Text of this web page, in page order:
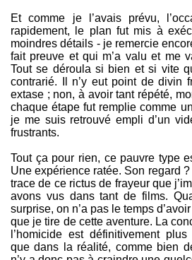
Et comme je l’avais prévu,
rapidement, le plan fut mis à
moindres détails - je remercie
fait preuve et qui m’a valu et me
Tout se déroula si bien et si vite
contrarié. Il n’y eut point de divin
extase ; non, à avoir tant répété,
chaque étape fut remplie comme
je me suis retrouvé empli d’un
frustrants.
Tout ça pour rien, ce pauvre type
Une expérience ratée. Son regard
trace de ce rictus de frayeur que
avons vus dans tant de films.
surprise, on n’a pas le temps
que je tire de cette aventure. La
l’homicide est définitivement
que dans la réalité, comme bien